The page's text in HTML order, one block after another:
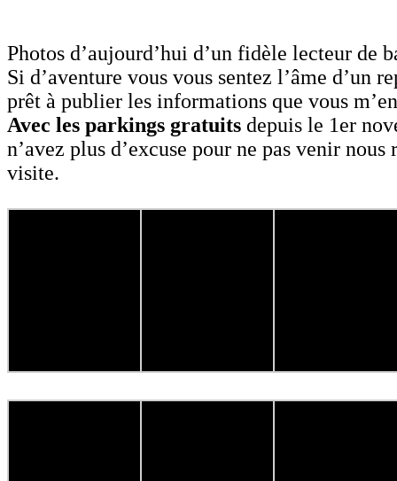
Photos d’aujourd’hui d’un fidèle lecteur de
Si d’aventure vous vous sentez l’âme d’un
prêt à publier les informations que vous
Avec les parkings gratuits depuis le 1er
n’avez plus d’excuse pour ne pas venir nous
visite.